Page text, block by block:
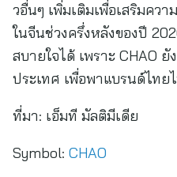
วอื่นๆ เพิ่มเติมเพื่อเสริมคว
ในจีนช่วงครึ่งหลังของปี
สบายใจได้ เพราะ CHAO
ประเทศ เพื่อพาแบรนด์ไทย
ที่มา: เอ็มที มัลติมีเดีย
Symbol: CHAO